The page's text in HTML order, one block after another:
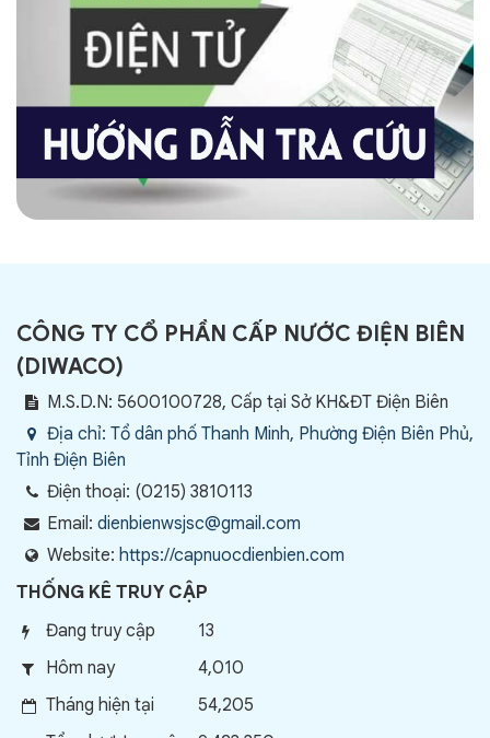
CÔNG TY CỔ PHẦN CẤP NƯỚC ĐIỆN BIÊN
(DIWACO)
M.S.D.N: 5600100728, Cấp tại Sở KH&ĐT Điện Biên
Địa chỉ: Tổ dân phố Thanh Minh, Phường Điện Biên Phủ,
Tỉnh Điện Biên
Điện thoại: (0215) 3810113
Email: dienbienwsjsc@gmail.com
Website: https://capnuocdienbien.com
THỐNG KÊ TRUY CẬP
Đang truy cập
13
Hôm nay
4,010
Tháng hiện tại
54,205